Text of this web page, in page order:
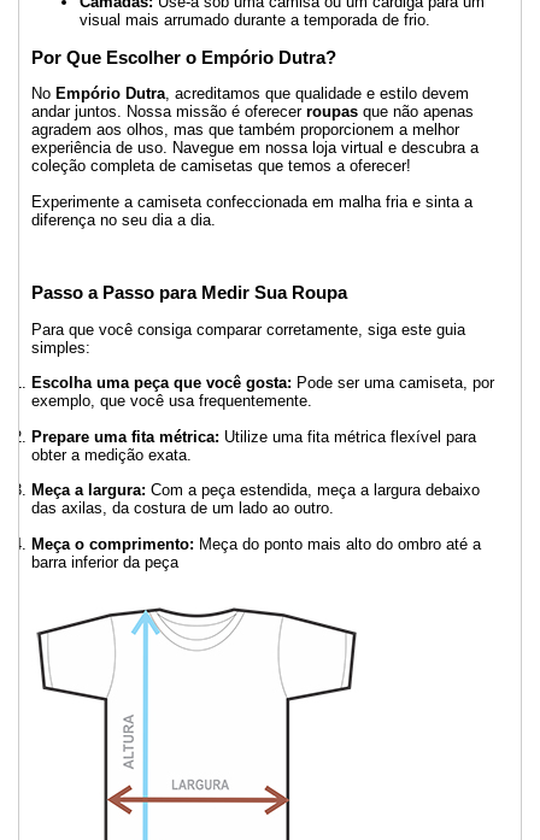
visual mais arrumado durante a temporada de frio.
Por Que Escolher o Empório Dutra?
No Empório Dutra, acreditamos que qualidade e estilo devem
andar juntos. Nossa missão é oferecer roupas que não apenas
agradem aos olhos, mas que também proporcionem a melhor
experiência de uso. Navegue em nossa loja virtual e descubra a
coleção completa de camisetas que temos a oferecer!
Experimente a camiseta confeccionada em malha fria e sinta a
diferença no seu dia a dia.
Passo a Passo para Medir Sua Roupa
Para que você consiga comparar corretamente, siga este guia
simples:
Escolha uma peça que você gosta: Pode ser uma camiseta, por
exemplo, que você usa frequentemente.
Prepare uma fita métrica: Utilize uma fita métrica flexível para
obter a medição exata.
Meça a largura: Com a peça estendida, meça a largura debaixo
das axilas, da costura de um lado ao outro.
Meça o comprimento: Meça do ponto mais alto do ombro até a
barra inferior da peça